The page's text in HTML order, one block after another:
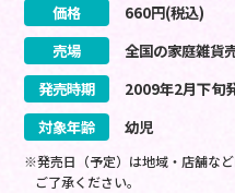
価格 660円(税込)
売場
全国の家庭雑貨
発売時期
2009年2月下旬
対象年齢
幼児
※発売日（予定）は地域・店舗な
ご了承ください。